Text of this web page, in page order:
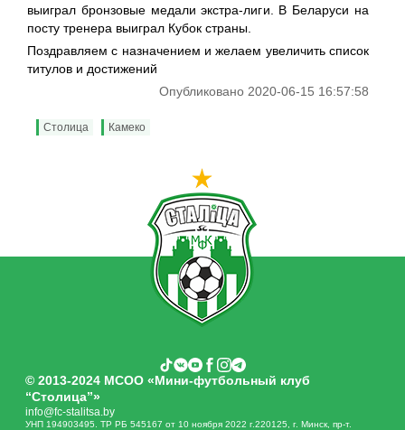
выиграл бронзовые медали экстра-лиги. В Беларуси на
посту тренера выиграл Кубок страны.
Поздравляем с назначением и желаем увеличить список
титулов и достижений
Опубликовано 2020-06-15 16:57:58
Столица Камеко
© 2013-2024 МСОО «Мини-футбольный клуб
“Столица”»
info@fc-stalitsa.by
УНП 194903495. ТР РБ 545167 от 10 ноября 2022 г.220125, г. Минск, пр-т.